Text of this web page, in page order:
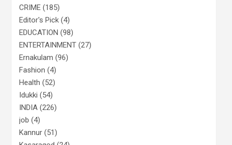
CRIME (185)
Editor's Pick (4)
EDUCATION (98)
ENTERTAINMENT (27)
Ernakulam (96)
Fashion (4)
Health (52)
Idukki (54)
INDIA (226)
job (4)
Kannur (51)